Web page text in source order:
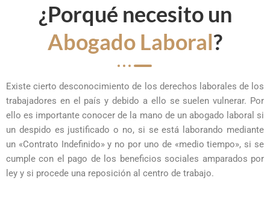
¿Porqué necesito un
Abogado Laboral?
Existe cierto desconocimiento de los derechos laborales de los
trabajadores en el país y debido a ello se suelen vulnerar. Por
ello es importante conocer de la mano de un abogado laboral si
un despido es justificado o no, si se está laborando mediante
un «Contrato Indefinido» y no por uno de «medio tiempo», si se
cumple con el pago de los beneficios sociales amparados por
ley y si procede una reposición al centro de trabajo.